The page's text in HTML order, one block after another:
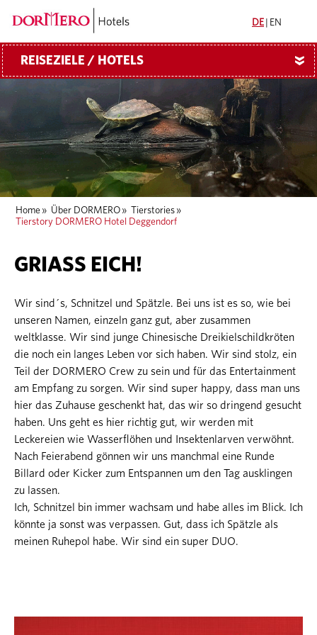
DE EN
REISEZIELE / HOTELS »
Home » Über DORMERO » Tierstories »
Tierstory DORMERO Hotel Deggendorf
GRIASS EICH!
Wir sind´s, Schnitzel und Spätzle. Bei uns ist es so, wie bei
unseren Namen, einzeln ganz gut, aber zusammen
weltklasse. Wir sind junge Chinesische Dreikielschildkröten
die noch ein langes Leben vor sich haben. Wir sind stolz, ein
Teil der DORMERO Crew zu sein und für das Entertainment
am Empfang zu sorgen. Wir sind super happy, dass man uns
hier das Zuhause geschenkt hat, das wir so dringend gesucht
haben. Uns geht es hier richtig gut, wir werden mit
Leckereien wie Wasserflöhen und Insektenlarven verwöhnt.
Nach Feierabend gönnen wir uns manchmal eine Runde
Billard oder Kicker zum Entspannen um den Tag ausklingen
zu lassen.
Ich, Schnitzel bin immer wachsam und habe alles im Blick. Ich
könnte ja sonst was verpassen. Gut, dass ich Spätzle als
meinen Ruhepol habe. Wir sind ein super DUO.